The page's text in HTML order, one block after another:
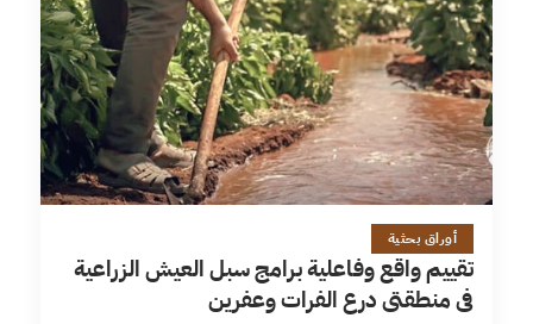
26 دقائق
أوراق بحثية
تقييم واقع وفاعلية برامج سبل العيش الزراعية
في منطقتي درع الفرات وعفرين